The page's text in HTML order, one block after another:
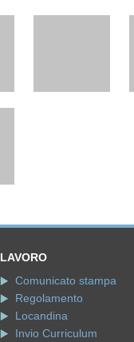
LAVORO
Comunicato stampa
Regolamento
Locandina
Invio Curriculum